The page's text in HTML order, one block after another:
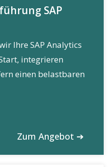
SAP
Ihre SAP Analytics
integrieren
einen belastbaren
Zum Angebot ➔